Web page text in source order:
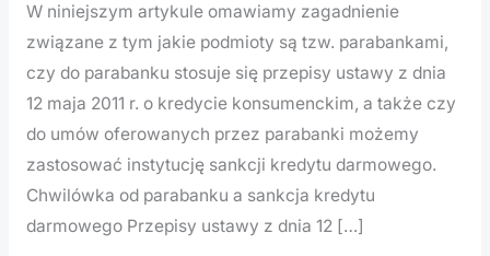
W niniejszym artykule omawiamy zagadnienie
związane z tym jakie podmioty są tzw. parabankami,
czy do parabanku stosuje się przepisy ustawy z dnia
12 maja 2011 r. o kredycie konsumenckim, a także czy
do umów oferowanych przez parabanki możemy
zastosować instytucję sankcji kredytu darmowego.
Chwilówka od parabanku a sankcja kredytu
darmowego Przepisy ustawy z dnia 12 […]